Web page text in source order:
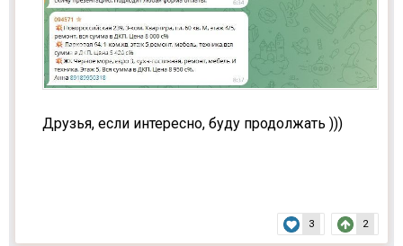
Друзья, если интересно, буду продолжать )))
3 2